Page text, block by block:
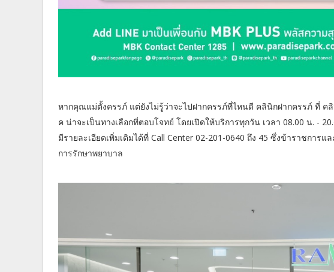
หากคุณแม่ตั้งครรภ์ แต่ยังไม่รู้ว่าจะไปฝากครรภ์ที่ไหนดี คลินิกฝากครรภ์ ที่ ค
ค น่าจะเป็นทางเลือกที่ตอบโจทย์ โดยเปิดให้บริการทุกวัน เวลา 08.00 น. -
มีรายละเอียดเพิ่มเติมได้ที่ Call Center 02-201-0640 ถึง 45 ซึ่งข้าราชการ
การรักษาพยาบาล